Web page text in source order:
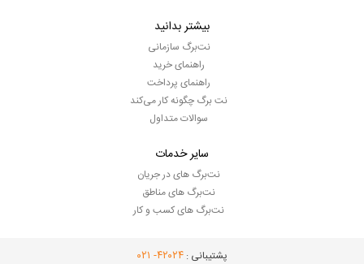
بیشتر بدانید
نت‌برگ سازمانی
راهنمای خرید
راهنمای پرداخت
نت برگ چگونه کار می‌کند
سوالات متداول
سایر خدمات
نت‌برگ های در جریان
نت‌برگ های مناطق
نت‌برگ های کسب و کار
پشتیبانی : ۴۲۰۲۴- ۰۲۱